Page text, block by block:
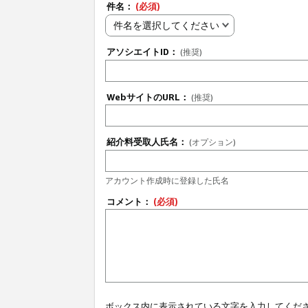
件名： (必須)
件名を選択してください
アソシエイトID： (推奨)
WebサイトのURL： (推奨)
紹介料受取人氏名： (オプション)
アカウント作成時に登録した氏名
コメント： (必須)